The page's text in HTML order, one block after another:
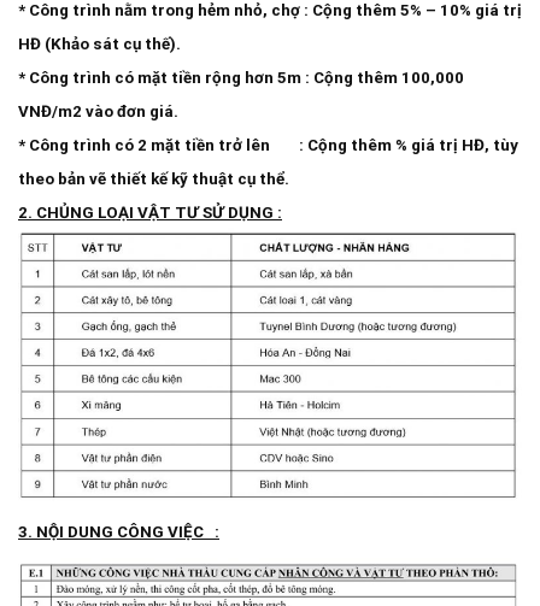
* Công trình nằm trong hẻm nhỏ, chợ : Cộng thêm 5% – 10% giá trị
HĐ (Khảo sát cụ thế).
* Công trình có mặt tiền rộng hơn 5m : Cộng thêm 100,000
VNĐ/m2 vào đơn giá.
* Công trình có 2 mặt tiền trở lên : Cộng thêm % giá trị HĐ, tùy
theo bản vẽ thiết kế kỹ thuật cụ thể.
2. CHỦNG LOẠI VẬT TƯ SỬ DỤNG :
3. NỘI DUNG CÔNG VIỆC :